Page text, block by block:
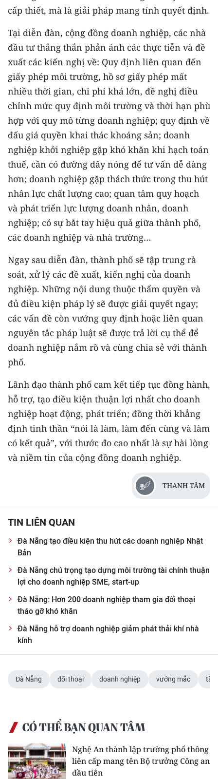
CÁC CHUYÊN TRANG
VỀ BÁO NHÂN DÂN
THỜI NAY
NHÂN DÂN CUỐI TUẦN
NHÂN DÂN HẰNG THÁNG
MUA BÁO
ĐỌC BÁO IN
ENGLISH
FRANÇAIS
РУССКИЙ
ESPAÑOL
한국어
cấp thiết, mà là giải pháp mang tính quyết định.
Tại diễn đàn, cộng đồng doanh nghiệp, các nhà
đầu tư thẳng thắn phản ánh các thực tiễn và đề
xuất các kiến nghị về: Quy định liên quan đến
giấy phép môi trường, hồ sơ giấy phép mất
nhiều thời gian, chi phí khá lớn, đề nghị điều
chỉnh mức quy định môi trường và thời hạn phù
hợp với quy mô từng doanh nghiệp; quy định về
đấu giá quyền khai thác khoáng sản; doanh
nghiệp khởi nghiệp gặp khó khăn khi hạch toán
thuế, cần có đường dây nóng để tư vấn dễ dàng
hơn; doanh nghiệp gặp thách thức trong thu hút
nhân lực chất lượng cao; quan tâm quy hoạch
và phát triển lực lượng doanh nhân, doanh
nghiệp; có sự bắt tay hiệu quả giữa thành phố,
các doanh nghiệp và nhà trường…
Ngay sau diễn đàn, thành phố sẽ tập trung rà
soát, xử lý các đề xuất, kiến nghị của doanh
nghiệp. Những nội dung thuộc thẩm quyền và
đủ điều kiện pháp lý sẽ được giải quyết ngay;
các vấn đề còn vướng quy định hoặc liên quan
nguyên tắc pháp luật sẽ được trả lời cụ thể để
doanh nghiệp nắm rõ và cùng chia sẻ với thành
phố.
Lãnh đạo thành phố cam kết tiếp tục đồng hành,
hỗ trợ, tạo điều kiện thuận lợi nhất cho doanh
nghiệp hoạt động, phát triển; đồng thời khẳng
định tinh thần “nói là làm, làm đến cùng và làm
có kết quả”, với thước đo cao nhất là sự hài lòng
và niềm tin của cộng đồng doanh nghiệp.
THANH TÂM
TIN LIÊN QUAN
Đà Nẵng tạo điều kiện thu hút các doanh nghiệp Nhật
Bản
Đà Nẵng chú trọng tạo dựng môi trường tài chính thuận
lợi cho doanh nghiệp SME, start-up
Đà Nẵng: Hơn 200 doanh nghiệp tham gia đối thoại
tháo gỡ khó khăn
Đà Nẵng hỗ trợ doanh nghiệp giảm phát thải khí nhà
kính
Đà Nẵng đối thoại doanh nghiệp vướng mắc
CÓ THỂ BẠN QUAN TÂM
Nghệ An thành lập trường phổ thông
liên cấp mang tên Bộ trưởng Công an
đầu tiên